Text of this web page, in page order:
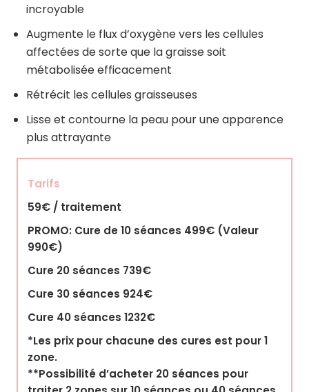
incroyable
Augmente le flux d’oxygène vers les cellules
affectées de sorte que la graisse soit
métabolisée efficacement
Rétrécit les cellules graisseuses
Lisse et contourne la peau pour une apparence
plus attrayante
Tarifs
59€ / traitement
PROMO: Cure de 10 séances 499€ (Valeur
990€)
Cure 20 séances 739€
Cure 30 séances 924€
Cure 40 séances 1232€
*Les prix pour chacune des cures est pour 1
zone.
**Possibilité d’acheter 20 séances pour